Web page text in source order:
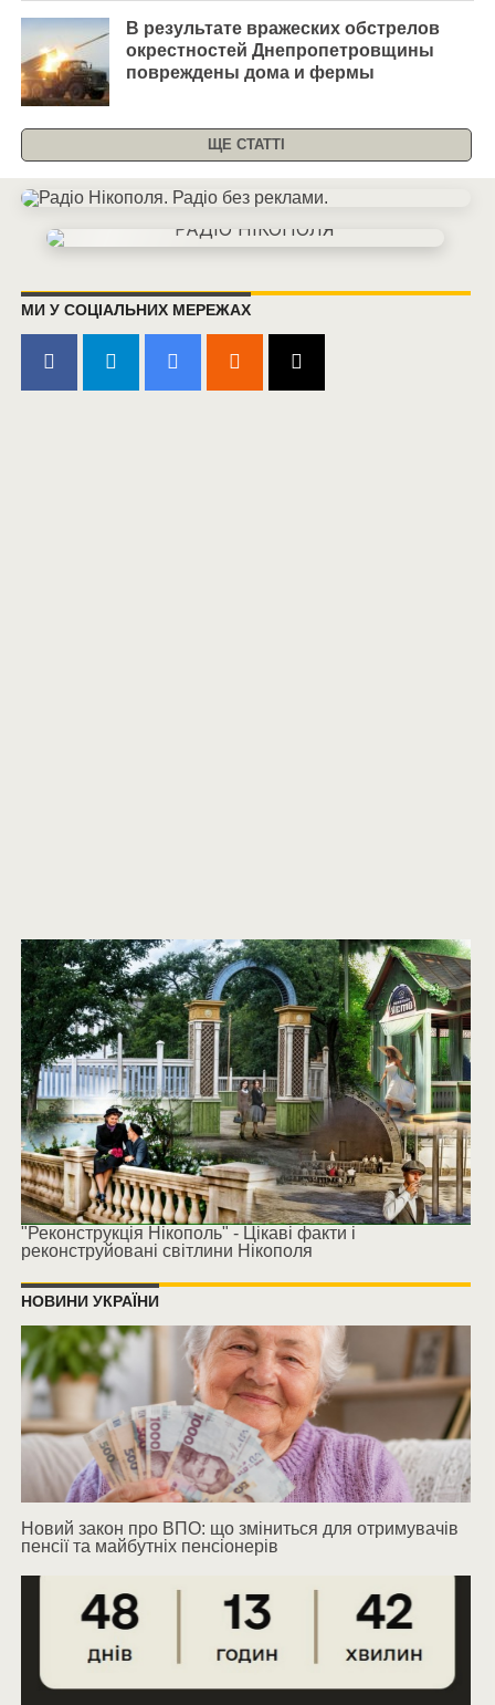
В результате вражеских обстрелов
окрестностей Днепропетровщины
повреждены дома и фермы
ЩЕ СТАТТІ
МИ У СОЦІАЛЬНИХ МЕРЕЖАХ
"Реконструкція Нікополь" - Цікаві факти і
реконструйовані світлини Нікополя
НОВИНИ УКРАЇНИ
Новий закон про ВПО: що зміниться для отримувачів
пенсії та майбутніх пенсіонерів